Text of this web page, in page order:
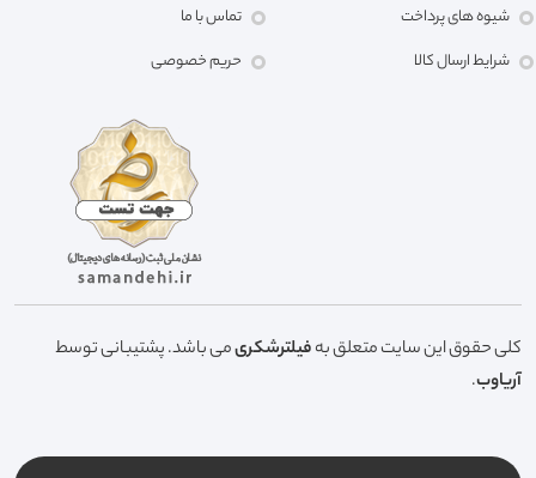
شیوه های پرداخت
شرایط ارسال کالا
تماس با ما
حریم خصوصی
کلی حقوق این سایت متعلق بهفیلترشکریمی باشد. پشتیبانی توسط
آریاوب.